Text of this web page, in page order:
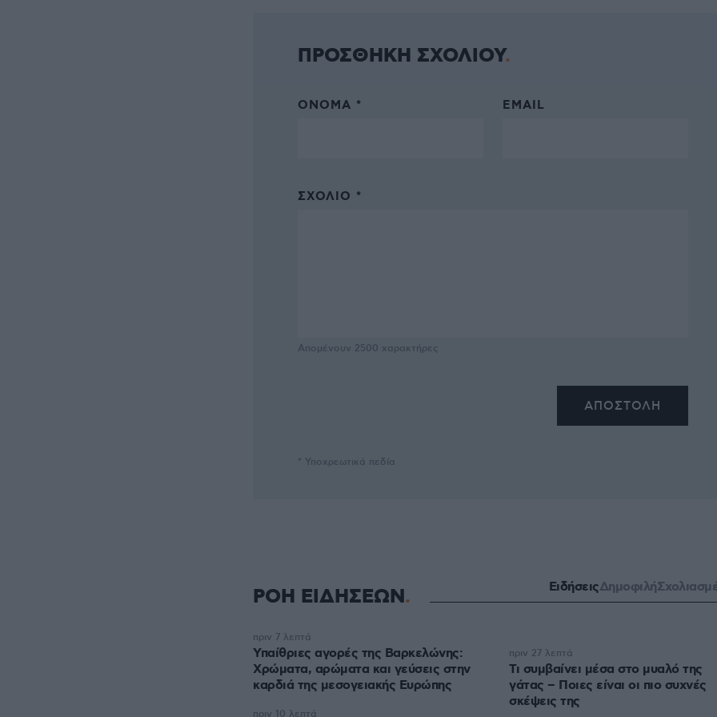
ΠΡΟΣΘΗΚΗ ΣΧΟΛΙΟΥ
ΌΝΟΜΑ * EMAIL
ΣΧΌΛΙΟ *
Απομένουν 2500 χαρακτήρες
* Υποχρεωτικά πεδία
ΡΟΗ ΕΙΔΗΣΕΩΝ ΕιδήσειςΔημοφιλή
Υπαίθριες αγορές της Βαρκελώνης:
Xρώματα, αρώματα και γεύσεις στην
καρδιά της μεσογειακής Ευρώπης
πριν 7 λεπτά
πριν 10 λεπτά
Τι συμβαίνει μέσα στο μυαλό της
γάτας – Ποιες είναι οι πιο συχνές
σκέψεις της
πριν 27 λεπτά